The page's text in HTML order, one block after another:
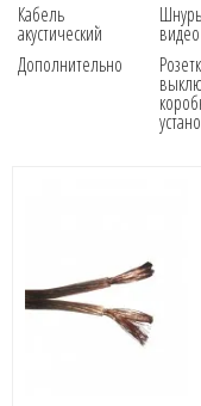
Кабель
акустический видео
Дополнительно